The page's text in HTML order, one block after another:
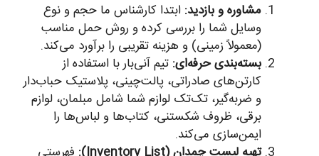
مشاوره و بازدید: ابتدا کارشناس ما حجم و نوع
وسایل شما را بررسی کرده و روش حمل مناسب
(معمولاً زمینی) و هزینه تقریبی را برآورد می‌کند.
بسته‌بندی حرفه‌ای: تیم آنی‌بار با استفاده از
کارتن‌های صادراتی، پالت‌چینی، پلاستیک حباب‌دار
و ضربه‌گیر، تک‌تک لوازم شما شامل مبلمان، لوازم
برقی، ظروف شکستنی، کتاب‌ها و لباس‌ها را
ایمن‌سازی می‌کند.